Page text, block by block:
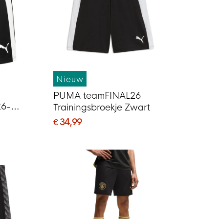
Nieuw
PUMA teamFINAL26
Trainingsbroekje Zwart
€ 34,99